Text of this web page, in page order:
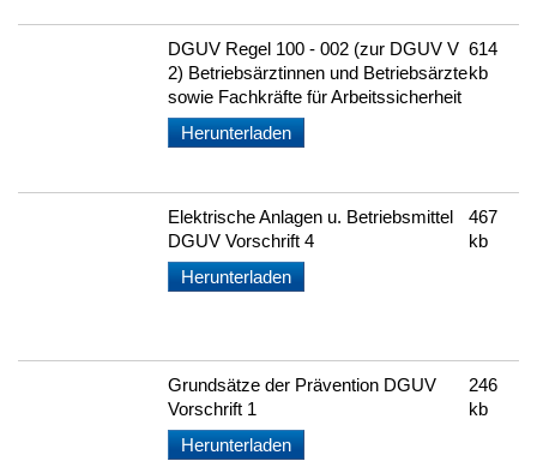
DGUV Regel 100 - 002 (zur DGUV V
2) Betriebsärztinnen und Betriebsärzte
sowie Fachkräfte für Arbeitssicherheit
Herunterladen
614
kb
Elektrische Anlagen u. Betriebsmittel
DGUV Vorschrift 4
Herunterladen
467
kb
Grundsätze der Prävention DGUV
Vorschrift 1
Herunterladen
246
kb